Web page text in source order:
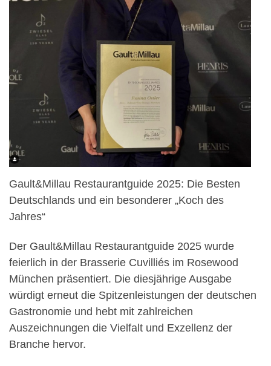
Gault&Millau Restaurantguide 2025: Die Besten
Deutschlands und ein besonderer „Koch des
Jahres“
Der Gault&Millau Restaurantguide 2025 wurde
feierlich in der Brasserie Cuvilliés im Rosewood
München präsentiert. Die diesjährige Ausgabe
würdigt erneut die Spitzenleistungen der deutschen
Gastronomie und hebt mit zahlreichen
Auszeichnungen die Vielfalt und Exzellenz der
Branche hervor.